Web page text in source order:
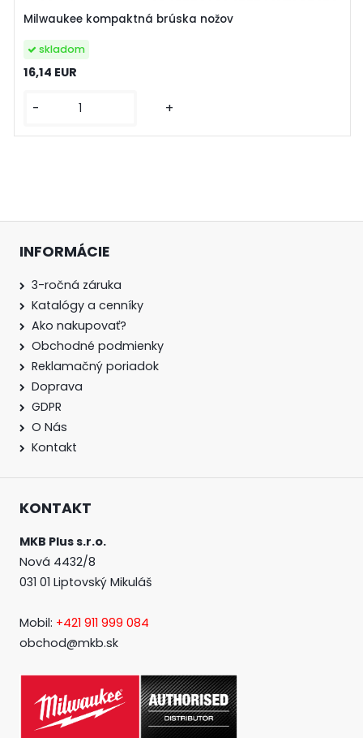
Milwaukee kompaktná brúska nožov
16,14 EUR
- +
skladom
INFORMÁCIE
3-ročná záruka
Katalógy a cenníky
Ako nakupovať?
Obchodné podmienky
Reklamačný poriadok
Doprava
GDPR
O Nás
Kontakt
KONTAKT
MKB Plus s.r.o.
Nová 4432/8
031 01 Liptovský Mikuláš
Mobil: +421 911 999 084
obchod@mkb.sk